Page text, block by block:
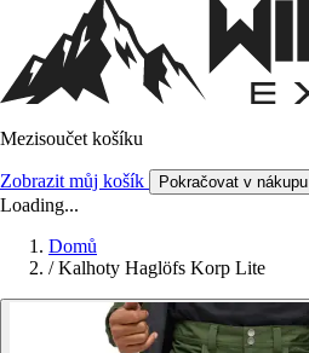
Mezisoučet košíku
Zobrazit můj košík Pokračovat v nákupu
Loading...
Domů
/ Kalhoty Haglöfs Korp Lite